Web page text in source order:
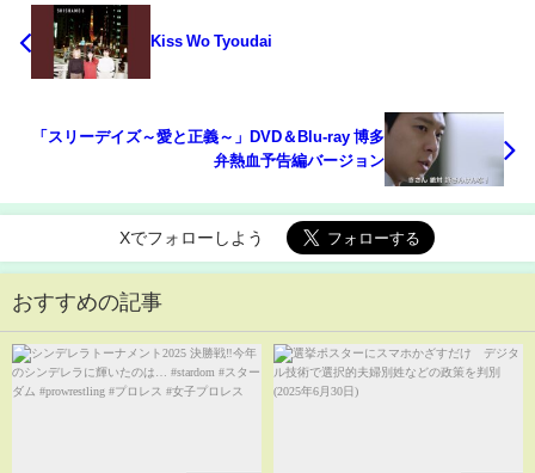
Kiss Wo Tyoudai
「スリーデイズ～愛と正義～」DVD＆Blu-ray 博多
弁熱血予告編バージョン
Xでフォローしよう
おすすめの記事